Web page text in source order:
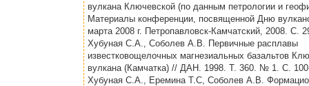
вулкана Ключевской (по данным петрологии и
Материалы конференции, посвященной Дню
марта 2008 г. Петропавловск-Камчатский, 2008. С.
Хубуная С.А., Соболев А.В. Первичные расплавы
известковощелочных магнезиальных базальтов
вулкана (Камчатка) // ДАН. 1998. Т. 360. № 1. С.
Хубуная С.А., Еремина Т.С, Соболев А.В.